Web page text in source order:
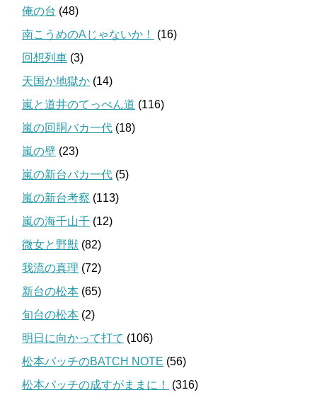
俺の台 (48)
南こうめのAじゃないか！
(16)
回想列車 (3)
天国か地獄か (14)
嵐と道井のてっぺん道 (116)
嵐の回胴バカ一代 (18)
嵐の壁 (23)
嵐の新台バカ一代 (5)
嵐の新台考察 (113)
嵐の海千山千 (12)
微女と野獣 (82)
我流の真理 (72)
新台の松本 (65)
旬台の松本 (2)
明日に向かって打て (106)
松本バッチのBATCH NOTE (56)
松本バッチの成すがままに！
(316)